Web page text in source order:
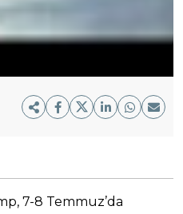
7-8 Temmuz’da